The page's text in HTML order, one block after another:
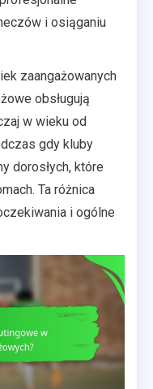
i osiąganiu
zaangażowanych
obsługują
w wieku od
gdy kluby
dorosłych, które
Ta różnica
i ogólne